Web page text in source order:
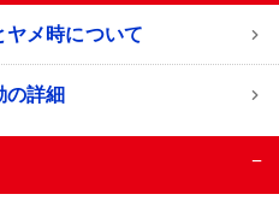
ヤメ時について
の詳細
−